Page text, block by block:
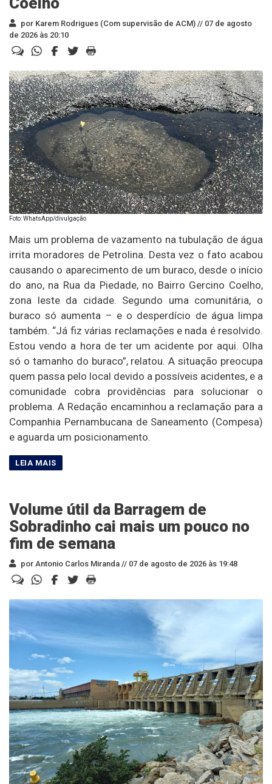
por Karem Rodrigues (Com supervisão de ACM) // 07 de agosto
de 2026 às 20:10
Foto: WhatsApp/divulgação
Mais um problema de vazamento na tubulação de água
irrita moradores de Petrolina. Desta vez o fato acabou
causando o aparecimento de um buraco, desde o início
do ano, na Rua da Piedade, no Bairro Gercino Coelho,
zona leste da cidade. Segundo uma comunitária, o
buraco só aumenta – e o desperdício de água limpa
também. “Já fiz várias reclamações e nada é resolvido.
Estou vendo a hora de ter um acidente por aqui. Olha
só o tamanho do buraco”, relatou. A situação preocupa
quem passa pelo local devido a possíveis acidentes, e a
comunidade cobra providências para solucionar o
problema. A Redação encaminhou a reclamação para a
Companhia Pernambucana de Saneamento (Compesa)
e aguarda um posicionamento.
Volume útil da Barragem de
Sobradinho cai mais um pouco no
fim de semana
por Antonio Carlos Miranda // 07 de agosto de 2026 às 19:48